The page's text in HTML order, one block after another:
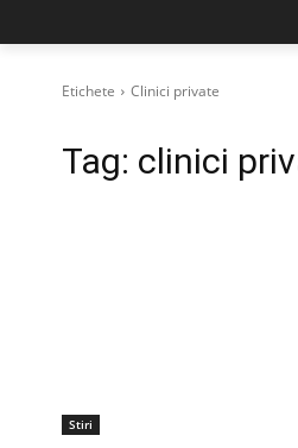
Etichete Clinici private
Tag: clinici
Stiri